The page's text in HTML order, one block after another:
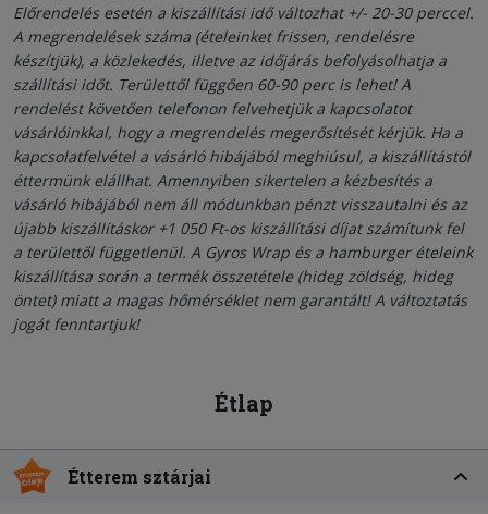
Előrendelés esetén a kiszállítási idő változhat +/- 20-30 perccel.
A megrendelések száma (ételeinket frissen, rendelésre
készítjük), a közlekedés, illetve az időjárás befolyásolhatja a
szállítási időt. Területtől függően 60-90 perc is lehet! A
rendelést követően telefonon felvehetjük a kapcsolatot
vásárlóinkkal, hogy a megrendelés megerősítését kérjük. Ha a
kapcsolatfelvétel a vásárló hibájából meghiúsul, a kiszállítástól
éttermünk elállhat. Amennyiben sikertelen a kézbesítés a
vásárló hibájából nem áll módunkban pénzt visszautalni és az
újabb kiszállításkor +1 050 Ft-os kiszállítási díjat számítunk fel
a területtől függetlenül. A Gyros Wrap és a hamburger ételeink
kiszállítása során a termék összetétele (hideg zöldség, hideg
öntet) miatt a magas hőmérséklet nem garantált! A változtatás
jogát fenntartjuk!
Étlap
Étterem sztárjai